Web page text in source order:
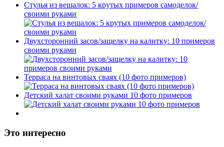
Стулья из вешалок: 5 крутых примеров самоделок/
своими руками
Двухсторонний засов/защелку на калитку: 10 примеров
своими руками
Терраса на винтовых сваях (10 фото примеров)
Детский халат своими руками 10 фото примеров
Это интересно